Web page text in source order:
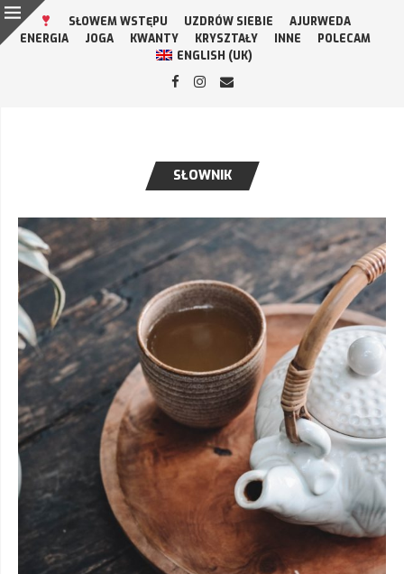
SŁOWEM WSTĘPU UZDRÓW SIEBIE
AJURWEDA
ENERGIA
JOGA KWANTY KRYSZTAŁY INNE
POLECAM
ENGLISH (UK)
SŁOWNIK